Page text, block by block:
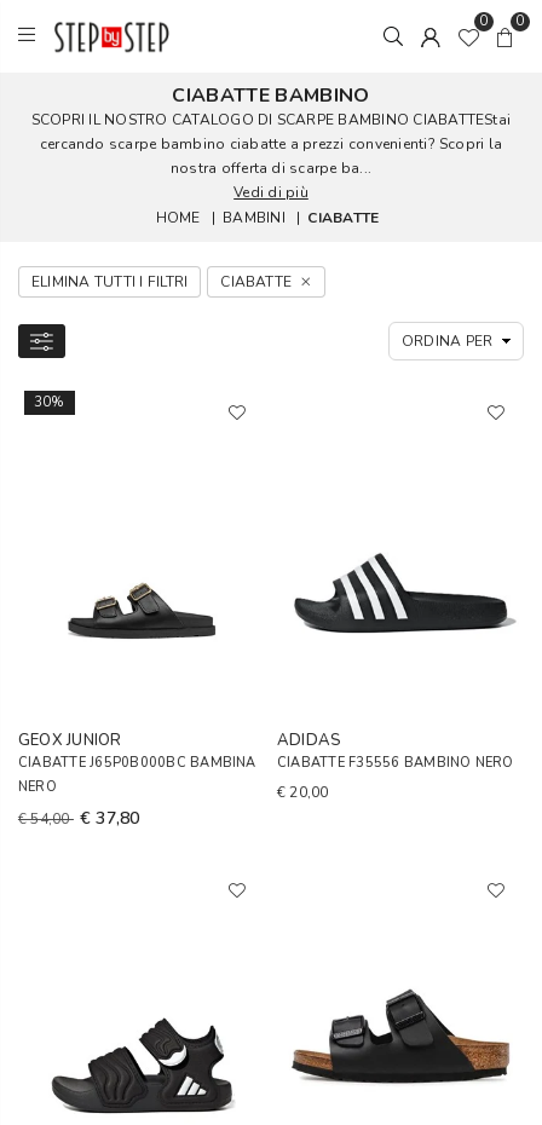
0 0
CIABATTE BAMBINO
SCOPRI IL NOSTRO CATALOGO DI SCARPE BAMBINO CIABATTEStai
cercando scarpe bambino ciabatte a prezzi convenienti? Scopri la
nostra offerta di scarpe ba...
Vedi di più
HOME
| BAMBINI | CIABATTE
ELIMINA TUTTI I FILTRI CIABATTE
30%
GEOX JUNIOR
CIABATTE J65P0B000BC BAMBINA
NERO
€ 54,00 € 37,80
ADIDAS
CIABATTE F35556 BAMBINO NERO
€ 20,00